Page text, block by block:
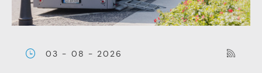
03 - 08 - 2026